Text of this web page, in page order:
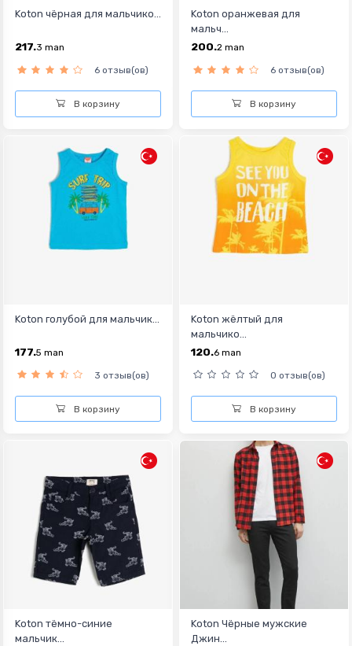
Koton чёрная для мальчико...
217.3 man
6 отзыв(ов)
В корзину
Koton оранжевая для
мальч...
200.2 man
6 отзыв(ов)
В корзину
Koton голубой для мальчик...
177.5 man
3 отзыв(ов)
В корзину
Koton жёлтый для
мальчико...
120.6 man
0 отзыв(ов)
В корзину
Koton тёмно-синиe
мальчик...
Koton Чёрные мужские
Джин...